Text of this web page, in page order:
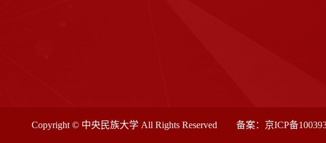
Copyright © 中央民族大学 All Rights Reserved 备案： 京ICP备